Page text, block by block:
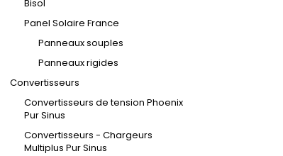
Bisol
Panel Solaire France
Panneaux souples
Panneaux rigides
Convertisseurs
Convertisseurs de tension Phoenix
Pur Sinus
Convertisseurs - Chargeurs
Multiplus Pur Sinus